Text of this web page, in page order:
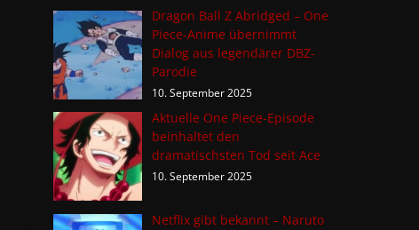
Dragon Ball Z Abridged – One
Piece-Anime übernimmt
Dialog aus legendärer DBZ-
Parodie
10. September 2025
Aktuelle One Piece-Episode
beinhaltet den
dramatischsten Tod seit Ace
10. September 2025
Netflix gibt bekannt – Naruto